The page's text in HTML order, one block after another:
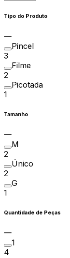
Tipo do Produto
Pincel
3
Filme
2
Picotada
1
Tamanho
M
2
Único
2
G
1
Quantidade de Peças
1
4